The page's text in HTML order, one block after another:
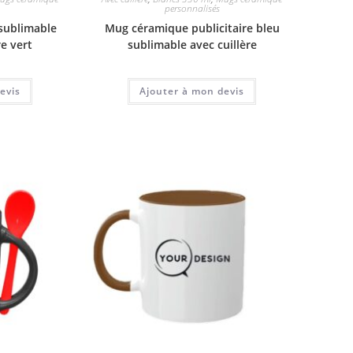
vert
personnalisés
Mug céramique publicitaire bleu
sublimable avec cuillère
Ajouter à mon devis